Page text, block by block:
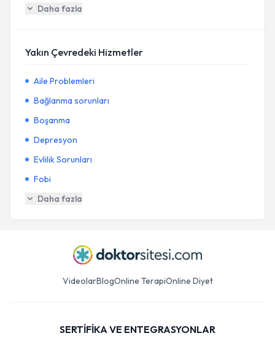
Daha fazla
Yakın Çevredeki Hizmetler
Aile Problemleri
Bağlanma sorunları
Boşanma
Depresyon
Evlilik Sorunları
Fobi
Daha fazla
VideolarBlogOnline TerapiOnline Diyet
SERTİFİKA VE ENTEGRASYONLAR